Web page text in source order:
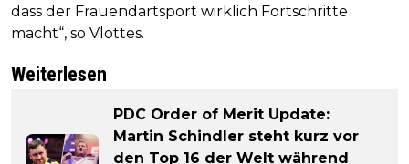
dass der Frauendartsport wirklich Fortschritte
macht“, so Vlottes.
Weiterlesen
PDC Order of Merit Update:
Martin Schindler steht kurz vor
den Top 16 der Welt während